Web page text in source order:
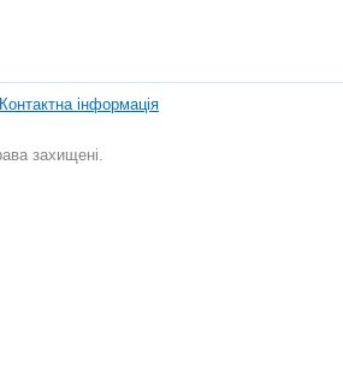
Контактна інформація
захищені.